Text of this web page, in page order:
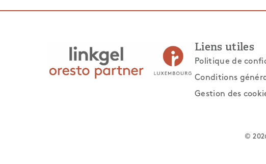
Liens utiles
Politique de
Conditions
Gestion des
©